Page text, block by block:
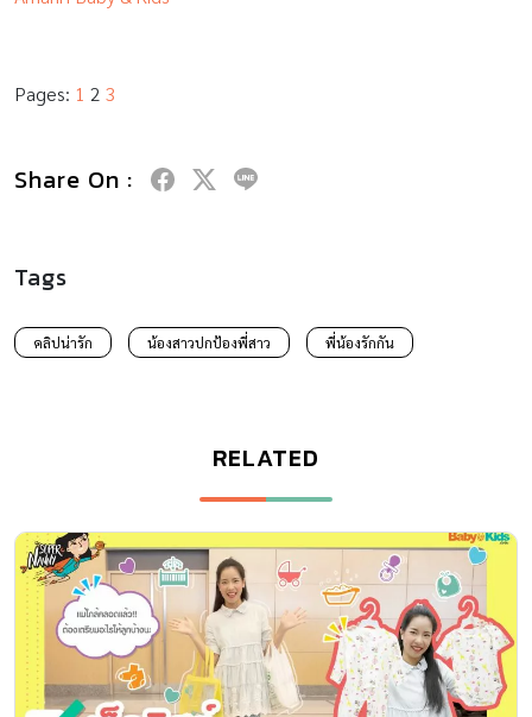
Pages: 1 2 3
Share On :
Tags
คลิปน่ารัก น้องสาวปกป้องพี่สาว พี่น้องรักกัน
RELATED